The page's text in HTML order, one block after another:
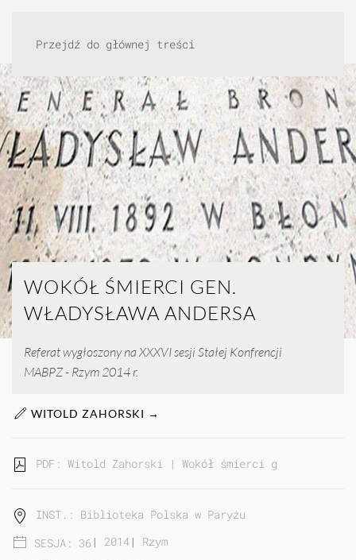
Przejdź do głównej treści
WOKÓŁ ŚMIERCI GEN.
WŁADYSŁAWA ANDERSA
Referat wygłoszony na XXXVI sesji Stałej Konfrencji
MABPZ - Rzym 2014 r.
WITOLD ZAHORSKI →
PDF: Witold Zahorski | Wokół śmierci gen.
INST.: Biblioteka Polska w Paryżu
SESJA: 36 | 2014| Rzym